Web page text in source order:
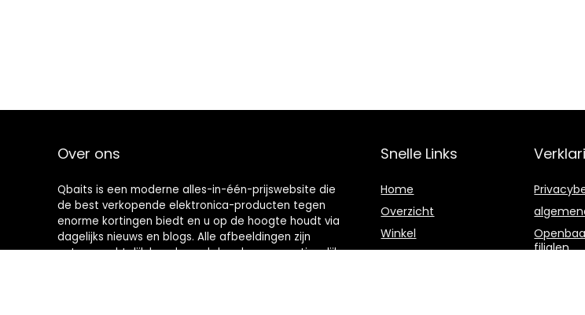
Over ons
Qbaits is een moderne alles-in-één-prijswebsite die
de best verkopende elektronica-producten tegen
enorme kortingen biedt en u op de hoogte houdt via
dagelijks nieuws en blogs. Alle afbeeldingen zijn
auteursrechtelijk beschermd door hun respectievelijke
Snelle Links
Home
Overzicht
Winkel
filialen